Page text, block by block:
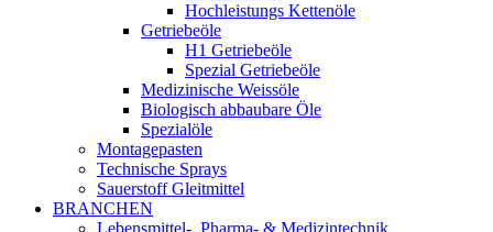
Hochleistungs Kettenöle
Getriebeöle
H1 Getriebeöle
Spezial Getriebeöle
Medizinische Weissöle
Biologisch abbaubare Öle
Spezialöle
Montagepasten
Technische Sprays
Sauerstoff Gleitmittel
BRANCHEN
Lebensmittel-, Pharma- & Medizintechnik